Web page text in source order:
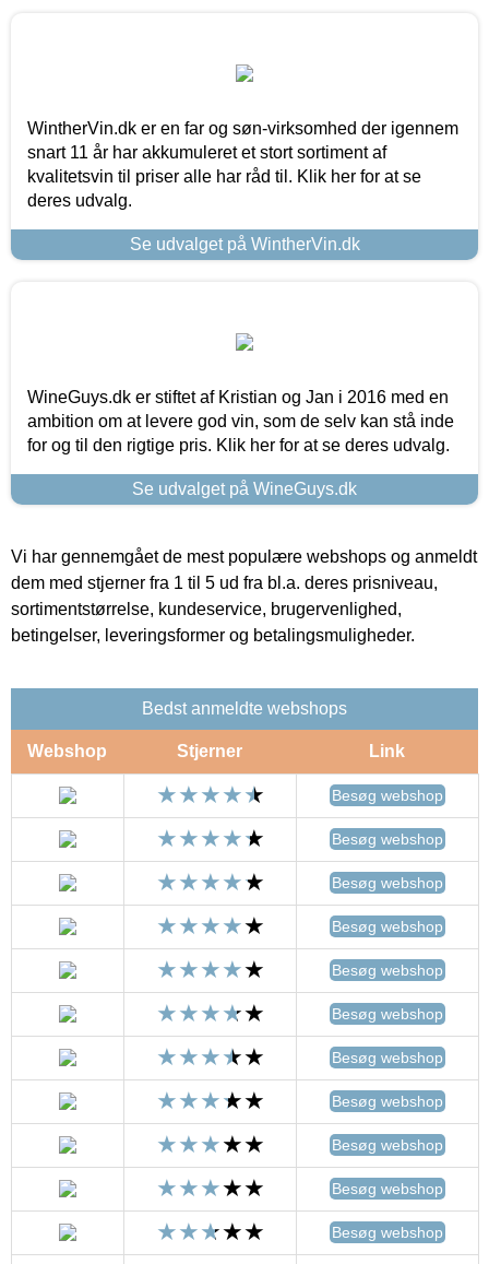
WintherVin.dk er en far og søn-virksomhed der igennem
snart 11 år har akkumuleret et stort sortiment af
kvalitetsvin til priser alle har råd til. Klik her for at se
deres udvalg.
Se udvalget på WintherVin.dk
WineGuys.dk er stiftet af Kristian og Jan i 2016 med en
ambition om at levere god vin, som de selv kan stå inde
for og til den rigtige pris. Klik her for at se deres udvalg.
Se udvalget på WineGuys.dk
Vi har gennemgået de mest populære webshops og anmeldt
dem med stjerner fra 1 til 5 ud fra bl.a. deres prisniveau,
sortimentstørrelse, kundeservice, brugervenlighed,
betingelser, leveringsformer og betalingsmuligheder.
Bedst anmeldte webshops
Webshop Stjerner Link
Besøg webshop
Besøg webshop
Besøg webshop
Besøg webshop
Besøg webshop
Besøg webshop
Besøg webshop
Besøg webshop
Besøg webshop
Besøg webshop
Besøg webshop